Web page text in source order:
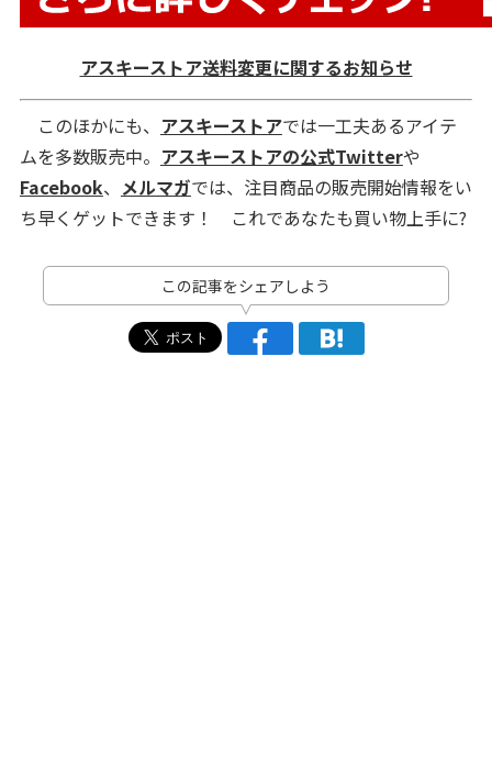
アスキーストア送料変更に関するお知らせ
このほかにも、 アスキーストアでは一工夫あるアイテ
ムを多数販売中。 アスキーストアの公式Twitterや
Facebook、 メルマガでは、注目商品の販売開始情報をい
ち早くゲットできます！ これであなたも買い物上手に?
この記事をシェアしよう